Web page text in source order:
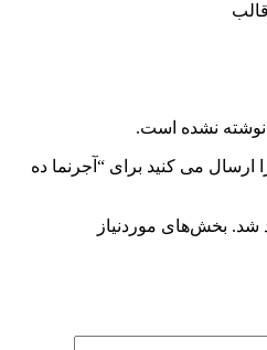
نوشته نشده است.
ارسال می کنید برای “آجرنما ده
شد. بخش‌های موردنیاز